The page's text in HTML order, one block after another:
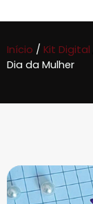
Início / Kit Digital
Dia da Mulher